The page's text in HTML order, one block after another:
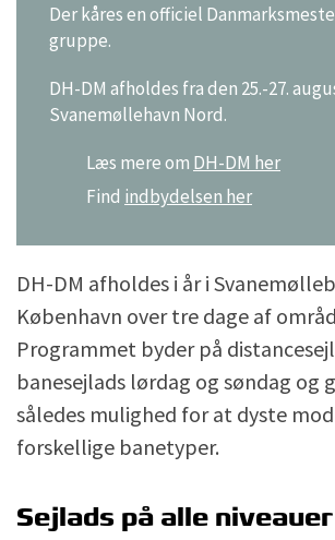
Der kåres en officiel
gruppe.
DH-DM afholdes fra den 25.-27.
Svanemøllehavn Nord.
Læs mere om DH-DM her
Find indbydelsen her
DH-DM afholdes i år i
København over tre dage af
Programmet byder på
banesejlads lørdag og søndag og
således mulighed for at dyste
forskellige banetyper.
Sejlads på alle niveauer